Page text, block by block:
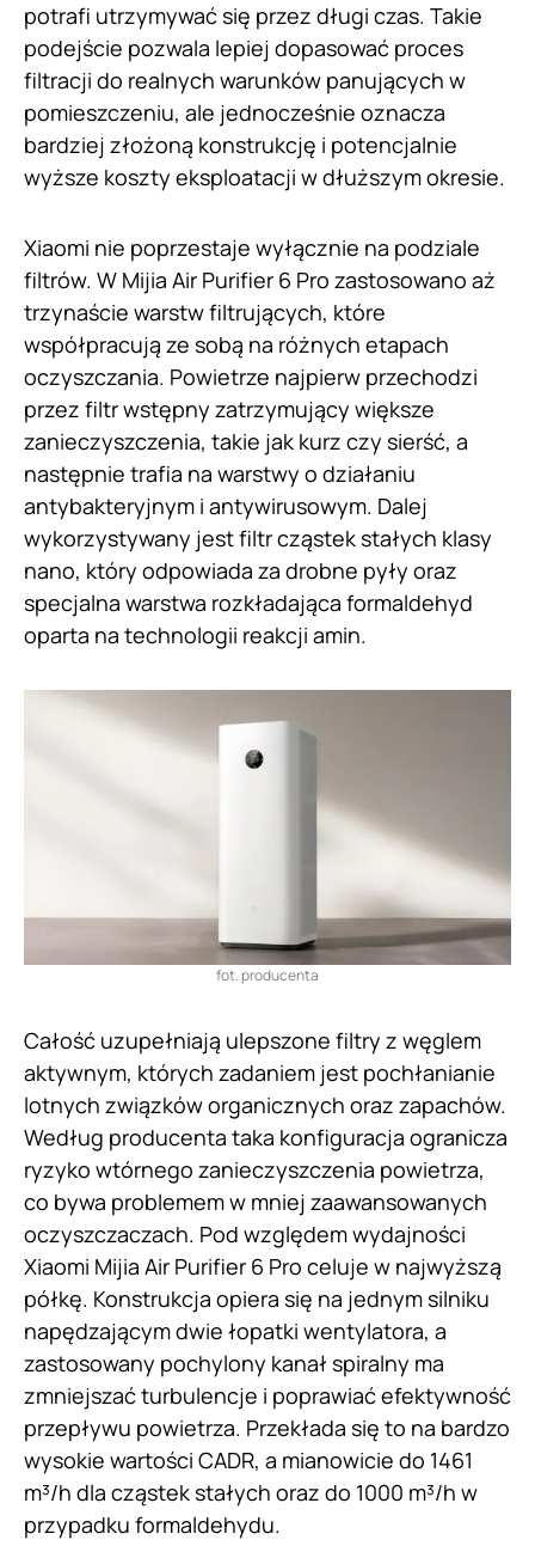
potrafi utrzymywać się przez długi czas. Takie
podejście pozwala lepiej dopasować proces
filtracji do realnych warunków panujących w
pomieszczeniu, ale jednocześnie oznacza
bardziej złożoną konstrukcję i potencjalnie
wyższe koszty eksploatacji w dłuższym okresie.
Xiaomi nie poprzestaje wyłącznie na podziale
filtrów. W Mijia Air Purifier 6 Pro zastosowano aż
trzynaście warstw filtrujących, które
współpracują ze sobą na różnych etapach
oczyszczania. Powietrze najpierw przechodzi
przez filtr wstępny zatrzymujący większe
zanieczyszczenia, takie jak kurz czy sierść, a
następnie trafia na warstwy o działaniu
antybakteryjnym i antywirusowym. Dalej
wykorzystywany jest filtr cząstek stałych klasy
nano, który odpowiada za drobne pyły oraz
specjalna warstwa rozkładająca formaldehyd
oparta na technologii reakcji amin.
fot. producenta
Całość uzupełniają ulepszone filtry z węglem
aktywnym, których zadaniem jest pochłanianie
lotnych związków organicznych oraz zapachów.
Według producenta taka konfiguracja ogranicza
ryzyko wtórnego zanieczyszczenia powietrza,
co bywa problemem w mniej zaawansowanych
oczyszczaczach. Pod względem wydajności
Xiaomi Mijia Air Purifier 6 Pro celuje w najwyższą
półkę. Konstrukcja opiera się na jednym silniku
napędzającym dwie łopatki wentylatora, a
zastosowany pochylony kanał spiralny ma
zmniejszać turbulencje i poprawiać efektywność
przepływu powietrza. Przekłada się to na bardzo
wysokie wartości CADR, a mianowicie do 1461
m³/h dla cząstek stałych oraz do 1000 m³/h w
przypadku formaldehydu.